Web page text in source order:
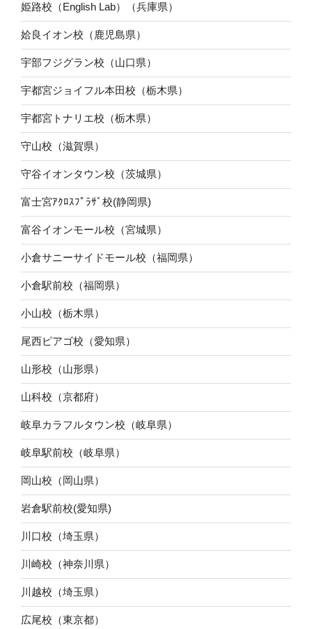
姫路校（English Lab）（兵庫県）
姶良イオン校（鹿児島県）
宇部フジグラン校（山口県）
宇都宮ジョイフル本田校（栃木県）
宇都宮トナリエ校（栃木県）
守山校（滋賀県）
守谷イオンタウン校（茨城県）
富士宮ｱｸﾛｽﾌﾟﾗｻﾞ校(静岡県)
富谷イオンモール校（宮城県）
小倉サニーサイドモール校（福岡県）
小倉駅前校（福岡県）
小山校（栃木県）
尾西ピアゴ校（愛知県）
山形校（山形県）
山科校（京都府）
岐阜カラフルタウン校（岐阜県）
岐阜駅前校（岐阜県）
岡山校（岡山県）
岩倉駅前校(愛知県)
川口校（埼玉県）
川崎校（神奈川県）
川越校（埼玉県）
広尾校（東京都）